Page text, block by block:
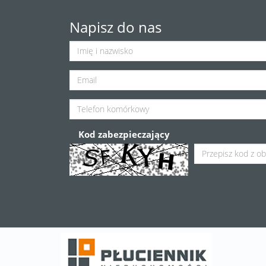
Napisz do nas
Kod zabezpieczający